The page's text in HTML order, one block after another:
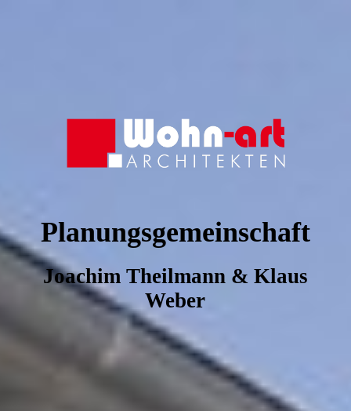
Planungsgemeinschaft
Joachim Theilmann & Klaus
Weber